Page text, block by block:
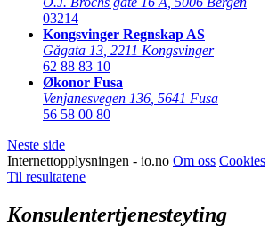
03214
Kongsvinger Regnskap AS
Gågata 13 2211 Kongsvinger
62 88 83 10
Økonor Fusa
Venjanesvegen 136 5641 Fusa
56 58 00 80
Neste side
Internettopplysningen - io.no Om oss Cookies
Til resultatene
Konsulentertjenesteyting